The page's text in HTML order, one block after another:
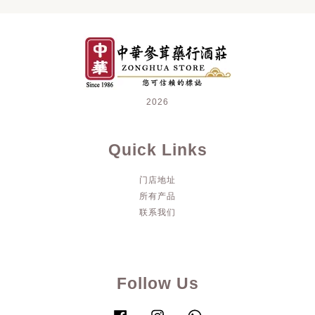
2026
Quick Links
门店地址
所有产品
联系我们
Follow Us